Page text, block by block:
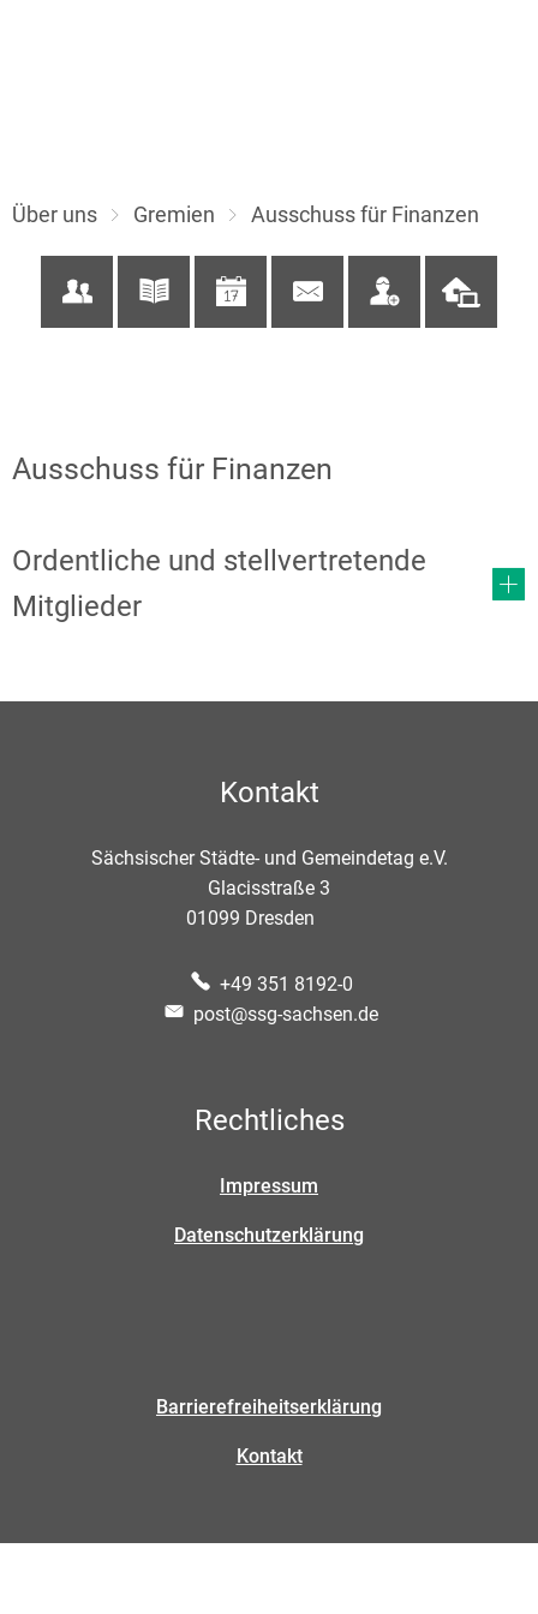
Über uns Gremien Ausschuss für Finanzen
Ausschuss für Finanzen
Ordentliche und stellvertretende
Mitglieder
Kontakt
Sächsischer Städte- und Gemeindetag e.V.
Glacisstraße 3
01099 Dresden
+49 351 8192-0
post@ssg-sachsen.de
Rechtliches
Impressum
Datenschutzerklärung
Barrierefreiheitserklärung
Kontakt